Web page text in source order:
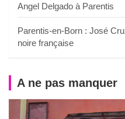
Angel Delgado à Parentis
Parentis-en-Born : José
noire française
A ne pas manquer